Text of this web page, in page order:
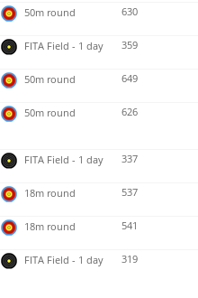
50m round 630
FITA Field - 1 day 359
50m round 649
50m round 626
FITA Field - 1 day 337
18m round 537
18m round 541
FITA Field - 1 day 319